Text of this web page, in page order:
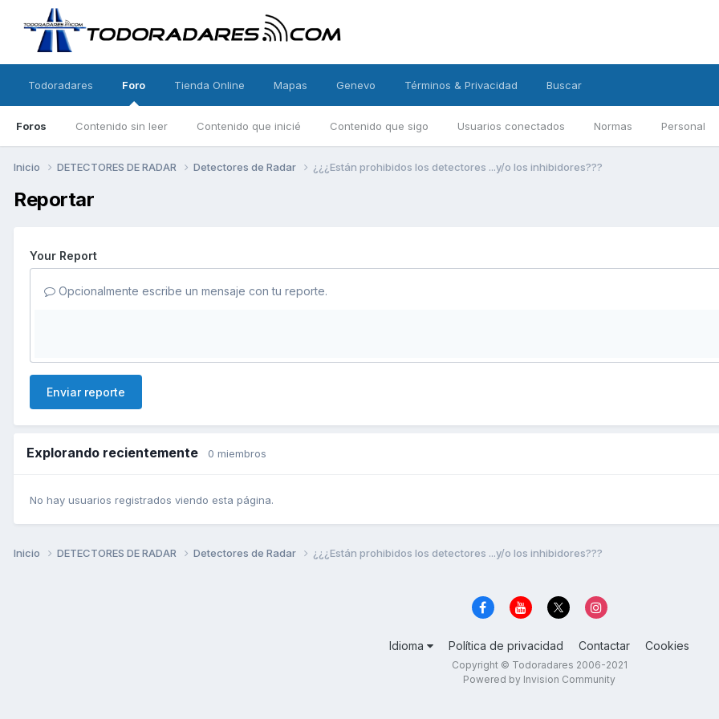
Todoradares Foro
Foros Contenido sin leer Contenido que inicié Contenido que sigo Usuarios conectados Normas Personal
Tienda Online Mapas Genevo Términos & Privacidad Buscar
Inicio DETECTORES DE RADAR Detectores de Radar ¿¿¿Están prohibidos los detectores ...y/o los inhibidores???
Reportar
Your Report
Opcionalmente escribe un mensaje con tu reporte.
Enviar reporte
Explorando recientemente 0 miembros
No hay usuarios registrados viendo esta página.
Inicio DETECTORES DE RADAR Detectores de Radar ¿¿¿Están prohibidos los detectores ...y/o los inhibidores???
Idioma Política de privacidad Contactar Cookies
Copyright © Todoradares 2006-2021
Powered by Invision Community